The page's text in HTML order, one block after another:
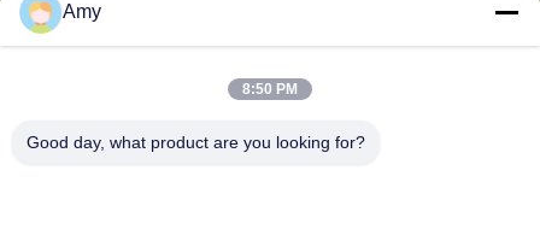
09:00-18:00
Национальная дорога 106, район Хуаду, город Гуанчжоу
Amy
8:50 PM
Good day, what product are you looking for?